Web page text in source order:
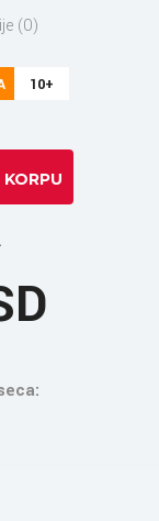
(0)
10+